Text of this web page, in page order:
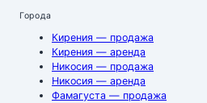
Города
Кирения — продажа
Кирения — аренда
Никосия — продажа
Никосия — аренда
Фамагуста — продажа